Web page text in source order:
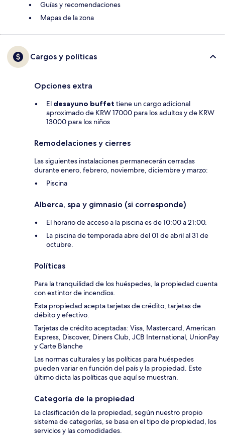
Guías y recomendaciones
Mapas de la zona
Cargos y políticas
Opciones extra
El desayuno buffet tiene un cargo adicional
aproximado de KRW 17000 para los adultos y de KRW
13000 para los niños
Remodelaciones y cierres
Las siguientes instalaciones permanecerán cerradas
durante enero, febrero, noviembre, diciembre y marzo:
Piscina
Alberca, spa y gimnasio (si corresponde)
El horario de acceso a la piscina es de 10:00 a 21:00.
La piscina de temporada abre del 01 de abril al 31 de
octubre.
Políticas
Para la tranquilidad de los huéspedes, la propiedad cuenta
con extintor de incendios.
Esta propiedad acepta tarjetas de crédito, tarjetas de
débito y efectivo.
Tarjetas de crédito aceptadas: Visa, Mastercard, American
Express, Discover, Diners Club, JCB International, UnionPay
y Carte Blanche
Las normas culturales y las políticas para huéspedes
pueden variar en función del país y la propiedad. Este
último dicta las políticas que aquí se muestran.
Categoría de la propiedad
La clasificación de la propiedad, según nuestro propio
sistema de categorías, se basa en el tipo de propiedad, los
servicios y las comodidades.